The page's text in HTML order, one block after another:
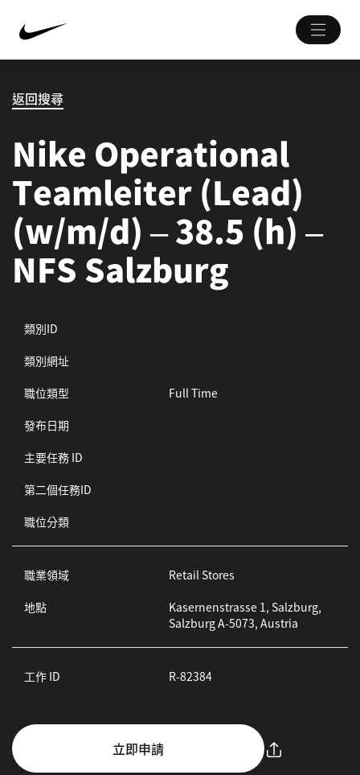
返回搜尋
Nike Operational
Teamleiter (Lead)
(w/m/d) – 38.5 (h) –
NFS Salzburg
類別ID
類別網址
職位類型
Full Time
發布日期
主要任務 ID
第二個任務ID
職位分類
職業領域
Retail Stores
地點
Kasernenstrasse 1, Salzburg,
Salzburg A-5073, Austria
工作 ID R-82384
立即申請